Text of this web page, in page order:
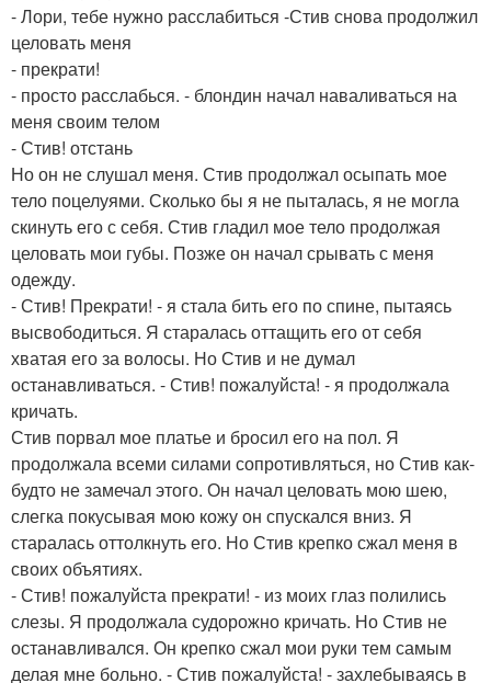
- Лори, тебе нужно расслабиться -Стив снова продолжил
целовать меня
- прекрати!
- просто расслабься. - блондин начал наваливаться на
меня своим телом
- Стив! отстань
Но он не слушал меня. Стив продолжал осыпать мое
тело поцелуями. Сколько бы я не пыталась, я не могла
скинуть его с себя. Стив гладил мое тело продолжая
целовать мои губы. Позже он начал срывать с меня
одежду.
- Стив! Прекрати! - я стала бить его по спине, пытаясь
высвободиться. Я старалась оттащить его от себя
хватая его за волосы. Но Стив и не думал
останавливаться. - Стив! пожалуйста! - я продолжала
кричать.
Стив порвал мое платье и бросил его на пол. Я
продолжала всеми силами сопротивляться, но Стив как-
будто не замечал этого. Он начал целовать мою шею,
слегка покусывая мою кожу он спускался вниз. Я
старалась оттолкнуть его. Но Стив крепко сжал меня в
своих объятиях.
- Стив! пожалуйста прекрати! - из моих глаз полились
слезы. Я продолжала судорожно кричать. Но Стив не
останавливался. Он крепко сжал мои руки тем самым
делая мне больно. - Стив пожалуйста! - захлебываясь в